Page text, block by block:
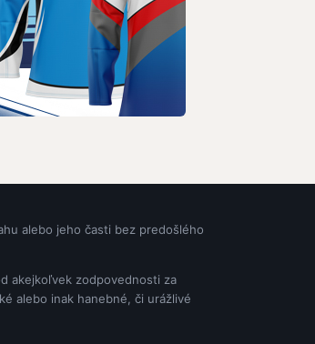
alebo jeho časti bez predošlého
akejkoľvek zodpovednosti za
alebo inak hanebné, či urážlivé